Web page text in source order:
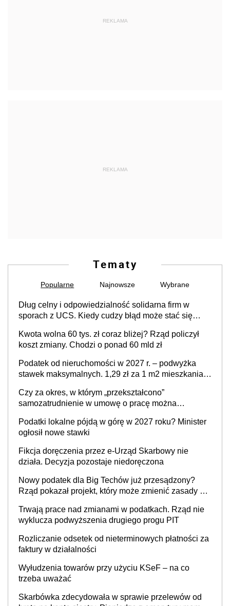
REKLAMA
REKLAMA
Tematy
Popularne Najnowsze Wybrane
Dług celny i odpowiedzialność solidarna firm w
sporach z UCS. Kiedy cudzy błąd może stać się
Kwota wolna 60 tys. zł coraz bliżej? Rząd policzył
koszt zmiany. Chodzi o ponad 60 mld zł
Podatek od nieruchomości w 2027 r. – podwyżka
stawek maksymalnych. 1,29 zł za 1 m2 mieszkania,
prowadzeniem działalności gospodarczej
Czy za okres, w którym „przekształcono”
samozatrudnienie w umowę o pracę można
cywilnoprawnej jedynym racjonalnym wyjściem
Podatki lokalne pójdą w górę w 2027 roku? Minister
ogłosił nowe stawki
Fikcja doręczenia przez e-Urząd Skarbowy nie
działa. Decyzja pozostaje niedoręczona
Nowy podatek dla Big Techów już przesądzony?
Rząd pokazał projekt, który może zmienić zasady gry
Trwają prace nad zmianami w podatkach. Rząd nie
wyklucza podwyższenia drugiego progu PIT
Rozliczanie odsetek od nieterminowych płatności za
faktury w działalności
Wyłudzenia towarów przy użyciu KSeF – na co
trzeba uważać
Skarbówka zdecydowała w sprawie przelewów od